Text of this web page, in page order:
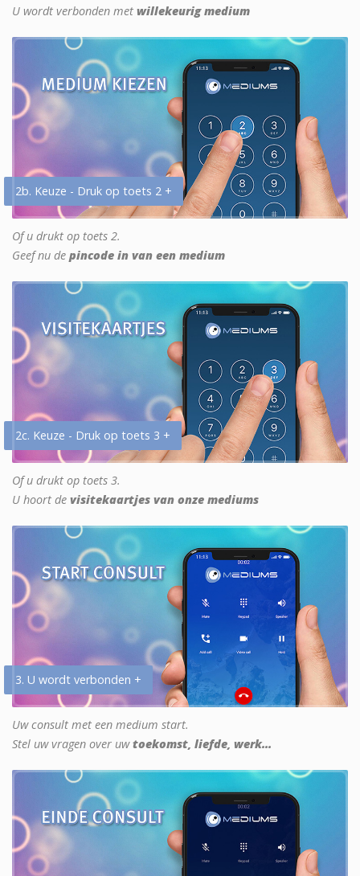
U wordt verbonden met willekeurig medium
2b. Keuze - Druk op toets 2 +
Of u drukt op toets 2.
Geef nu de pincode in van een medium
2c. Keuze - Druk op toets 3 +
Of u drukt op toets 3.
U hoort de visitekaartjes van onze mediums
3. U wordt verbonden +
Uw consult met een medium start.
Stel uw vragen over uwtoekomst, liefde, werk...